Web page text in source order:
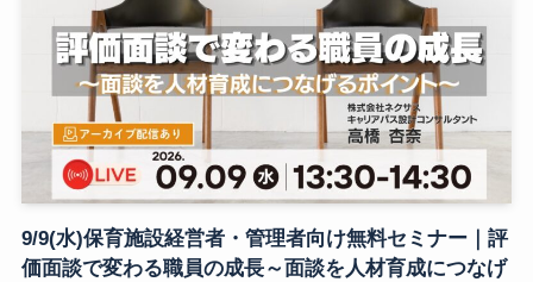
9/9(水)保育施設経営者・管理者向け無料セミナー｜評
価面談で変わる職員の成長～面談を人材育成につなげ